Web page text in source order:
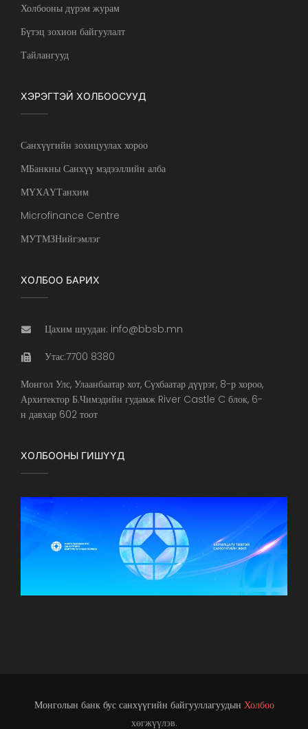
Холбооны дүрэм журам
Бүтэц зохион байгуулалт
Тайлангууд
ХЭРЭГТЭЙ ХОЛБООСУУД
Санхүүгийн зохицуулах хороо
МБанкны Санхүү мэдээллийн алба
МҮХАҮТанхим
Microfinance Centre
МУТМЗНийгэмлэг
ХОЛБОО БАРИХ
Цахим шуудан: info@bbsb.mn
Утас:7700 8380
Монгол Улс, Улаанбаатар хот, Сүхбаатар дүүрэг, 8-р хороо,
Архитектор Б.Чимэдийн гудамж River Castle C блок, 6-
н давхар 602 тоот
ХОЛБООНЫ ГИШҮҮД
Монголын банк бус санхүүгийн байгууллагуудын Холбоо
хөгжүүлэв.